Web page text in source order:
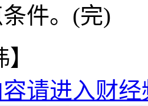
件。(完)
请进入财经